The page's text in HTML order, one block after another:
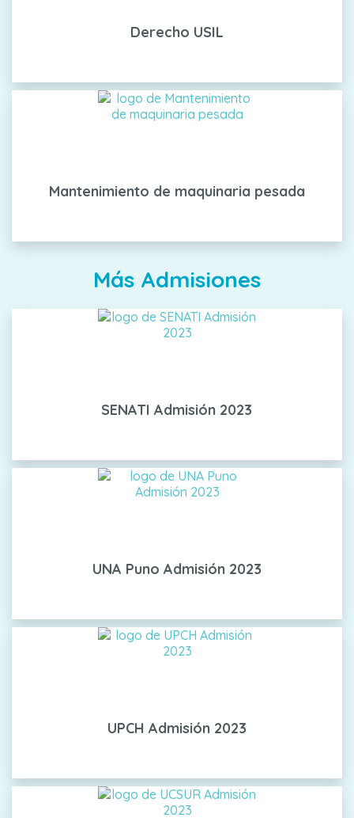
Derecho USIL
Mantenimiento de maquinaria pesada
Más Admisiones
SENATI Admisión 2023
UNA Puno Admisión 2023
UPCH Admisión 2023